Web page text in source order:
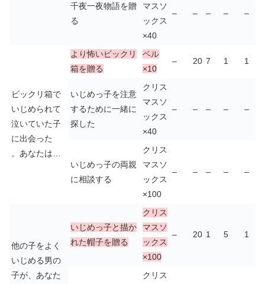
千夜一夜物語を贈
る
マスソ
ックス
×40
– – – – –
ビックリ箱で
いじめられて
泣いていた子
に出会った
。あなたは…
より怖いビックリ
箱を贈る
ベル
×10
– 20 7 1 1
いじめっ子を注意
するために一緒に
探した
クリス
マスソ
ックス
×40
– – – – –
いじめっ子の両親
に相談する
クリス
マスソ
ックス
×100
– – – – –
他の子をよく
いじめる男の
子が、あなた
いじめっ子と描か
れた帽子を贈る
クリス
マスソ
ックス
×100
– 20 1 5 1
クリス